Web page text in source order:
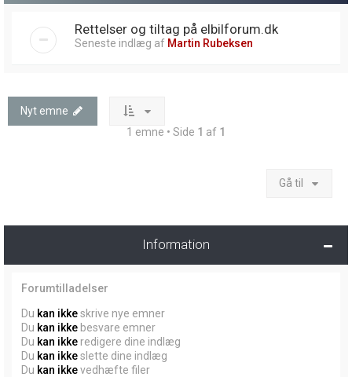
Rettelser og tiltag på elbilforum.dk
Seneste indlæg af Martin Rubeksen
Nyt emne
1 emne • Side 1 af 1
Gå til
Information
Forumtilladelser
Du kan ikkeskrive nye emner
Du kan ikke besvare emner
Du kan ikke redigere dine indlæg
Du kan ikkeslette dine indlæg
Du kan ikkevedhæfte filer